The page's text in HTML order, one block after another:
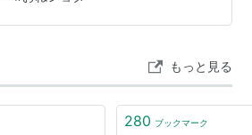
フォレスティアは最高のゲームで
のゲームだったとしたらシンク
の楽しく可愛く味わえたゲームがよ
験できるようになり…
もっと見る
280 ブックマーク